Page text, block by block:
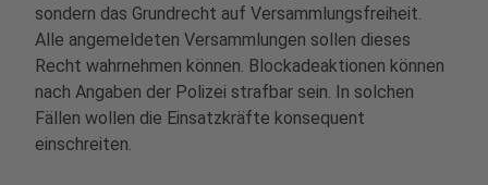
sondern das Grundrecht auf Versammlungsfreiheit.
Alle angemeldeten Versammlungen sollen dieses
Recht wahrnehmen können. Blockadeaktionen können
nach Angaben der Polizei strafbar sein. In solchen
Fällen wollen die Einsatzkräfte konsequent
einschreiten.